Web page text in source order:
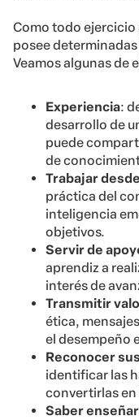
Como todo
posee
Veamos algunas de
Experiencia:
desarrollo de
puede
de
Trabajar
práctica del
inteligencia
objetivos.
Servir de
aprendiz a
interés de
Transmitir
ética,
el desempeño
Reconocer
identificar las
convertirlas
Saber enseñar